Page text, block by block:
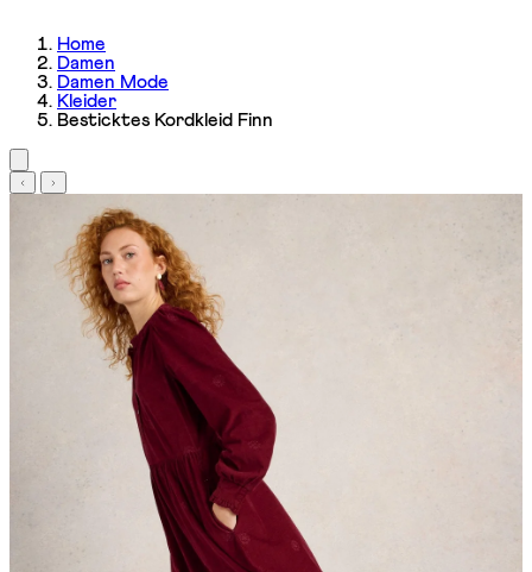
Home
Damen
Damen Mode
Kleider
Besticktes Kordkleid Finn